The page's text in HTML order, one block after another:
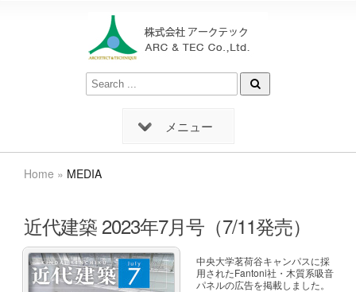
メニュー
Home » MEDIA
近代建築 2023年7月号（7/11発売）
中央大学茗荷谷キャンパスに採
用されたFantoni社・木質系吸音
パネルの広告を掲載しました。